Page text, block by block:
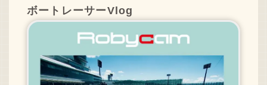
ボートレーサーVlog